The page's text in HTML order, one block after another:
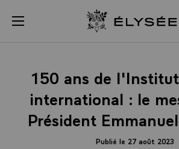
menu Retour à
150 ans de
international : le
Président
Publié le 27 août 2023
Panneau de gestion des cookies